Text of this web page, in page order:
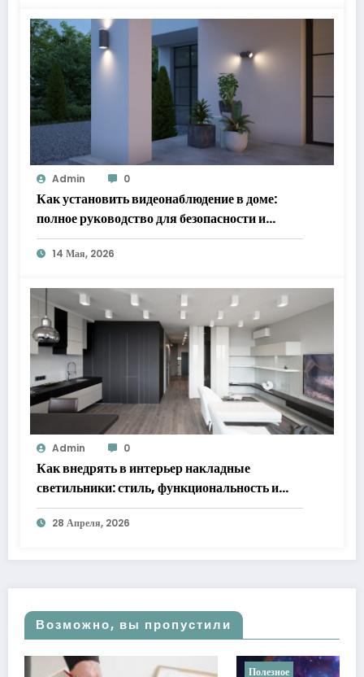
Admin 0
Как установить видеонаблюдение в доме:
полное руководство для безопасности и
спокойствия
14 Мая, 2026
Admin 0
Как внедрять в интерьер накладные
светильники: стиль, функциональность и
практические решения
28 Апреля, 2026
Возможно, вы пропустили
Полезное